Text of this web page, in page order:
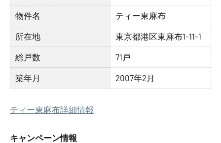
物件名 ティー東麻布
所在地 東京都港区東麻布1-11-1
総戸数 71戸
築年月 2007年2月
ティー東麻布詳細情報
キャンペーン情報